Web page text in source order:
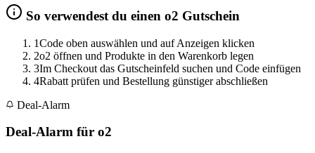
So verwendest du einen o2 Gutschein
1Code oben auswählen und auf Anzeigen klicken
2o2 öffnen und Produkte in den Warenkorb legen
3Im Checkout das Gutscheinfeld suchen und Code einfügen
4Rabatt prüfen und Bestellung günstiger abschließen
Deal-Alarm
Deal-Alarm für o2